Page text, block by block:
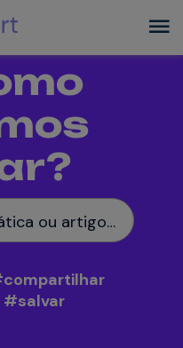
Busque por temática ou artigo. Por ex.: "interatividade"
compartilhar
#salvar